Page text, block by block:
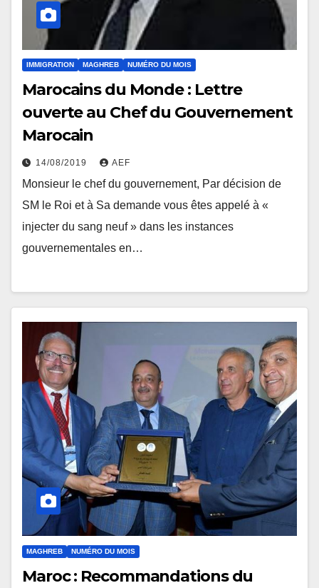
IMMIGRATION MAGHREB NUMÉRO DU MOIS
Marocains du Monde : Lettre
ouverte au Chef du Gouvernement
Marocain
14/08/2019 AEF
Monsieur le chef du gouvernement, Par décision de
SM le Roi et à Sa demande vous êtes appelé à «
injecter du sang neuf » dans les instances
gouvernementales en…
MAGHREB NUMÉRO DU MOIS
Maroc : Recommandations du